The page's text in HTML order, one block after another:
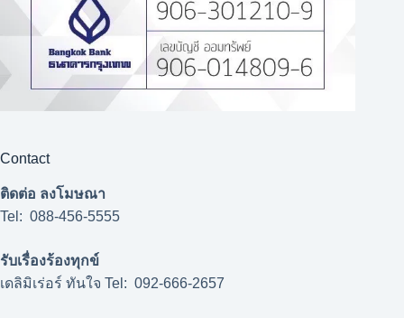
Contact
ติดต่อ ลงโมษณา
Tel: 088-456-5555
รับเรื่องร้องทุกข์
เดลิมิเร่อร์ ทันใจ Tel: 092-666-2657